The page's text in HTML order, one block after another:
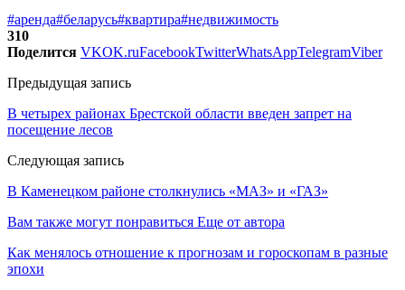
#аренда#беларусь#квартира#недвижимость
310
Поделится VKOK.ruFacebookTwitterWhatsAppTelegramViber
Предыдущая запись
В четырех районах Брестской области введен запрет на
посещение лесов
Следующая запись
В Каменецком районе столкнулись «МАЗ» и «ГАЗ»
Вам также могут понравиться Еще от автора
Как менялось отношение к прогнозам и гороскопам в разные
эпохи